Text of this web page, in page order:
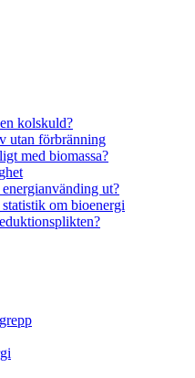
kolskuld?
utan förbränning
med biomassa?
ut?
om bioenergi